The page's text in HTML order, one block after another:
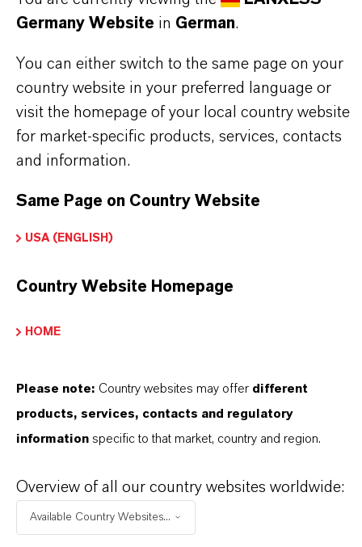
PRODUKTSYNONYME
DARUM LANXESS!
wir weit mehr als nur hochwertige Produkte: Wir
stehen für Zuverlässigkeit, Innovationskraft und
unseres Handelns stehen jedoch Sie: unsere
maßgeschneiderten Lösungen, globaler Präsenz
finden Sie gleich elf überzeugende Gründe, warum
LANXESS der richtige Partner für Ihr Unternehmen
ist.
IM MITTELPUNKT STEHEN SIE: UNSERE
KUNDINNEN UND KUNDEN!
Germany Website in German.
You can either switch to the same page on your
country website in your preferred language or
visit the homepage of your local country website
for market-specific products, services, contacts
and information.
Same Page on Country Website
USA (ENGLISH)
Country Website Homepage
HOME
Please note: Country websites may offer different
products, services, contacts and regulatory
information specific to that market, country and region.
Overview of all our country websites worldwide:
Available Country Websites...